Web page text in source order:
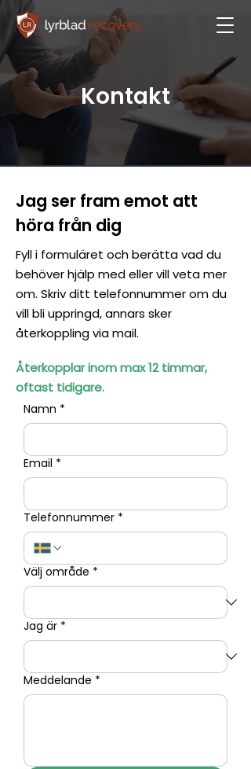
Kontakt
Jag ser fram emot att
höra från dig
Fyll i formuläret och berätta vad du
behöver hjälp med eller vill veta mer
om. Skriv ditt telefonnummer om du
vill bli uppringd, annars sker
återkoppling via mail.
Återkopplar inom max 12 timmar,
oftast tidigare.
Namn *
Email *
Telefonnummer *
Välj område *
Jag är *
Meddelande *